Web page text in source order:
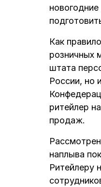
Как
розничных
штата
России, но
ритейлер
продаж.
наплыва
Ритейлеру